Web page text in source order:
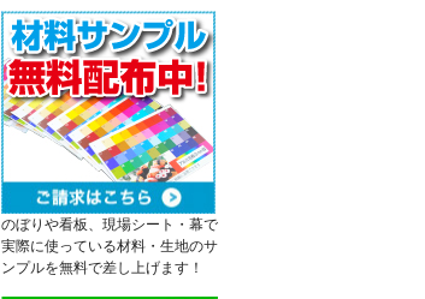
のぼりや看板、現場シート・幕で
実際に使っている材料・生地のサ
ンプルを無料で差し上げます！